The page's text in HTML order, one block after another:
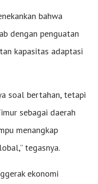
bahwa
dengan penguatan
kapasitas adaptasi
soal bertahan, tetapi
sebagai daerah
menangkap
tegasnya.
ekonomi